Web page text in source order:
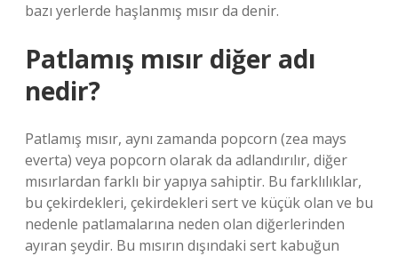
bazı yerlerde haşlanmış mısır da denir.
Patlamış mısır diğer adı
nedir?
Patlamış mısır, aynı zamanda popcorn (zea mays
everta) veya popcorn olarak da adlandırılır, diğer
mısırlardan farklı bir yapıya sahiptir. Bu farklılıklar,
bu çekirdekleri, çekirdekleri sert ve küçük olan ve bu
nedenle patlamalarına neden olan diğerlerinden
ayıran şeydir. Bu mısırın dışındaki sert kabuğun